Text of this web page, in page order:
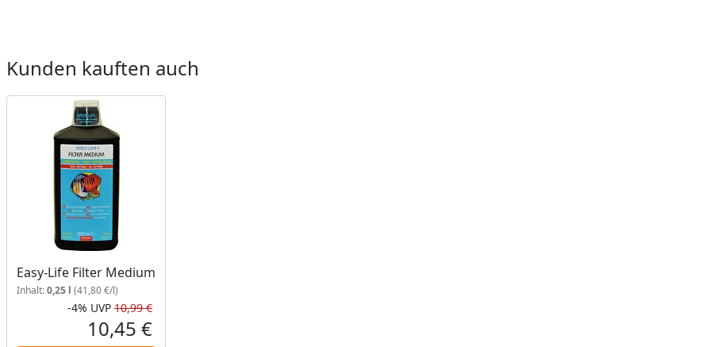
Kunden kauften auch
Easy-Life Filter Medium
Inhalt:0,25 l (41,80 €/l)
Rabatt in Prozent
-4%
Ursprünglicher Preis
UVP 10,99 €
Aktueller Preis
10,45 €